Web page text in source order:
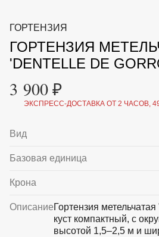
МАЛАЯ МЕХАНИЗАЦИЯ
ОТПУГИВАТЕЛИ ОТ ПТИЦ,
ГРЫЗУНОВ
САДОВАЯ ОДЕЖДА И
САДОВЫЙ ИНСТРУМЕНТ
СРЕДСТВА ЗАЩИТЫ
ТОВАРЫ ДЛЯ БАНЬ И САУН
ТОВАРЫ И АПТЕКА ДЛЯ
Sale
УХОД
+7 (495) 197 87
87
ГОРТЕНЗИЯ
ГОРТЕНЗИЯ
'DENTELLE DE
3 900 ₽
ЭКСПРЕСС-ДОСТАВКА ОТ 2 ЧАСОВ,
Вид
Базовая единица
Крона
ОписаниеГортензия
куст компактный, с
высотой 1,5–2,5 м и